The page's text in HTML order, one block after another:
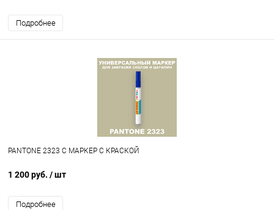
Подробнее
PANTONE 2323 C МАРКЕР С КРАСКОЙ
1 200 руб. / шт
Подробнее